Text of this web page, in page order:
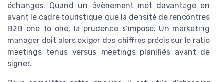
échanges. Quand un évènement met davantage en
avant le cadre touristique que la densité de rencontres
B2B one to one, la prudence s’impose. Un marketing
manager doit alors exiger des chiffres précis sur le ratio
meetings tenus versus meetings planifiés avant de
signer.